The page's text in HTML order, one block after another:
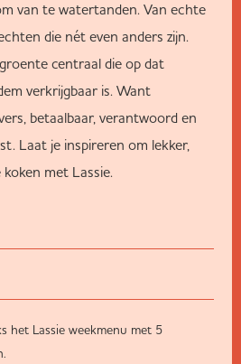
van te watertanden. Van echte
die nét even anders zijn.
centraal die op dat
verkrijgbaar is. Want
betaalbaar, verantwoord en
Laat je inspireren om lekker,
met Lassie.
het Lassie weekmenu met 5